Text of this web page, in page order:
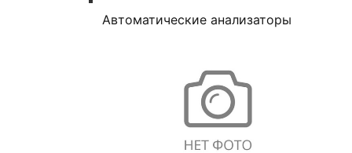
Автоматические анализаторы